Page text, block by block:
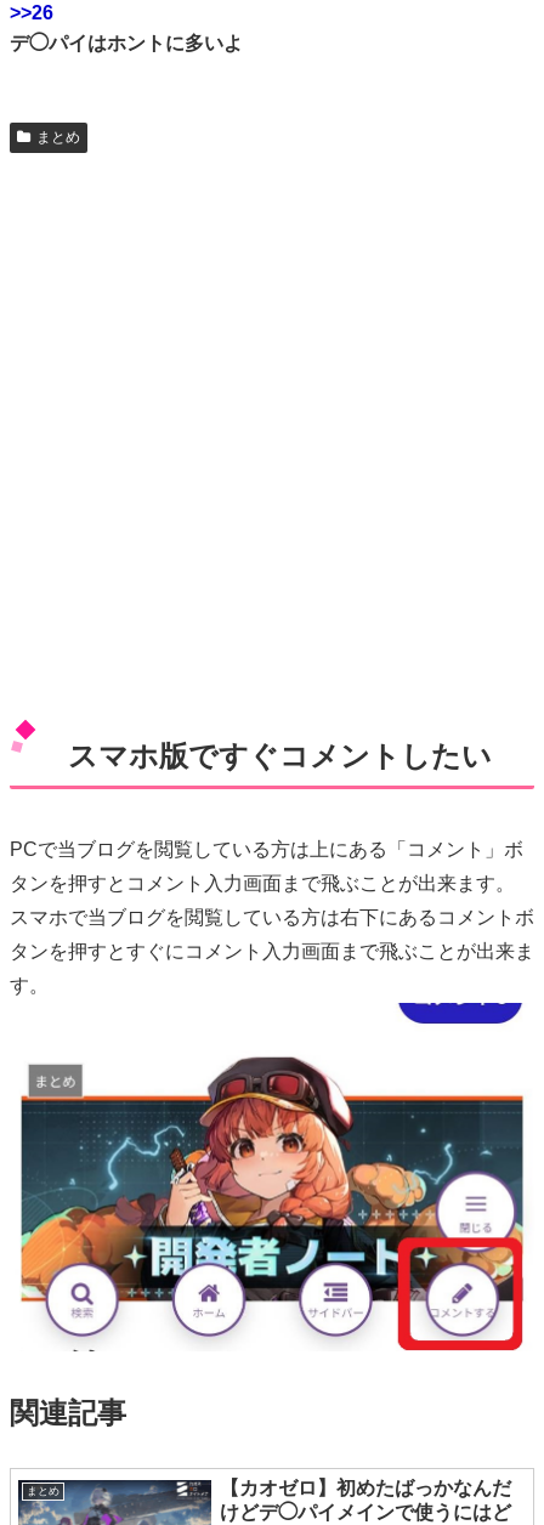
>>26
デ◯パイはホントに多いよ
まとめ
スマホ版ですぐコメントしたい
PCで当ブログを閲覧している方は上にある「コメント」ボ
タンを押すとコメント入力画面まで飛ぶことが出来ます。
スマホで当ブログを閲覧している方は右下にあるコメントボ
タンを押すとすぐにコメント入力画面まで飛ぶことが出来ま
す。
関連記事
まとめ
【カオゼロ】初めたばっかなんだ
けどデ◯パイメインで使うにはど